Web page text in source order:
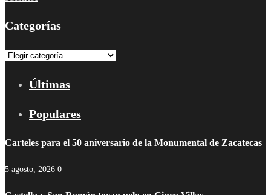
Categorías
Categorías
Últimas
Populares
Carteles para el 50 aniversario de la Monumental de Zacatecas
5 agosto, 2026 0